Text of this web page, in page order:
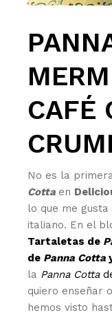
CAFÉ
No es la
Cotta en
lo que me
italiano. En el
Tartaletas de
de Panna Cotta
la Panna Cotta
quiero enseñar
hemos visto